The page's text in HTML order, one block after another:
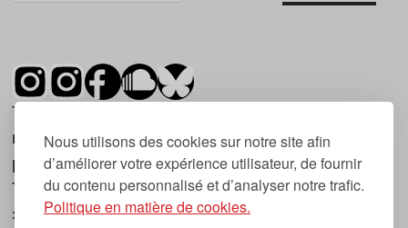
Nous utilisons des cookies sur notre site afin
d’améliorer votre expérience utilisateur, de fournir
du contenu personnalisé et d’analyser notre trafic.
Politique en matière de cookies.
Tsugi est un mensuel indépendant sur la
musique et les nouvelles tendances, dont la
première parution date de 2007.
Tsugi en japonais signifie « prochain », « suivant
», ce qui correspond à la thématique du